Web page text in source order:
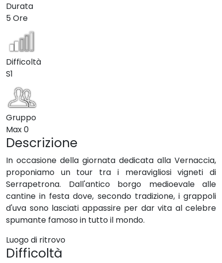
Durata
5 Ore
Difficoltà
S1
Gruppo
Max0
Descrizione
In occasione della giornata dedicata alla Vernaccia,
proponiamo un tour tra i meravigliosi vigneti di
Serrapetrona. Dall'antico borgo medioevale alle
cantine in festa dove, secondo tradizione, i grappoli
d'uva sono lasciati appassire per dar vita al celebre
spumante famoso in tutto il mondo.
Luogo di ritrovo
Difficoltà